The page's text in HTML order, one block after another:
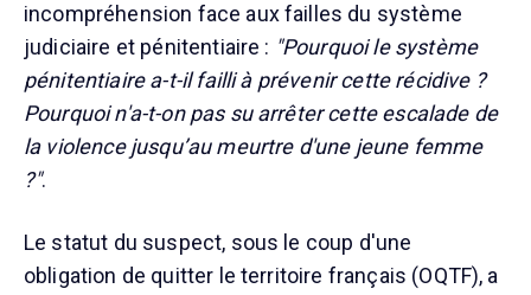
incompréhension face aux failles du système
judiciaire et pénitentiaire : "Pourquoi le système
pénitentiaire a-t-il failli à prévenir cette récidive ?
Pourquoi n'a-t-on pas su arrêter cette escalade de
la violence jusqu’au meurtre d'une jeune femme
?".
Le statut du suspect, sous le coup d'une
obligation de quitter le territoire français (OQTF), a